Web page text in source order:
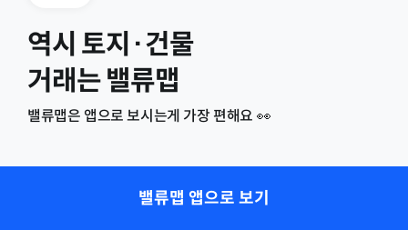
역시 토지·건물
거래는 밸류맵
밸류맵은 앱으로 보시는게 가장 편해요 👀
밸류맵 앱으로 보기